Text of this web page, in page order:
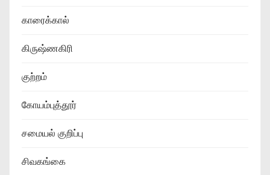
காரைக்கால்
கிருஷ்ணகிரி
குற்றம்
கோயம்புத்தூர்
சமையல் குறிப்பு
சிவகங்கை